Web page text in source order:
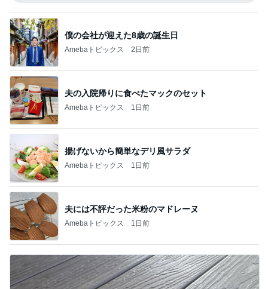
僕の会社が迎えた8歳の誕生日
Amebaトピックス 2日前
夫の入院帰りに食べたマックのセット
Amebaトピックス 1日前
揚げないから簡単なデリ風サラダ
Amebaトピックス 1日前
夫には不評だった米粉のマドレーヌ
Amebaトピックス 1日前